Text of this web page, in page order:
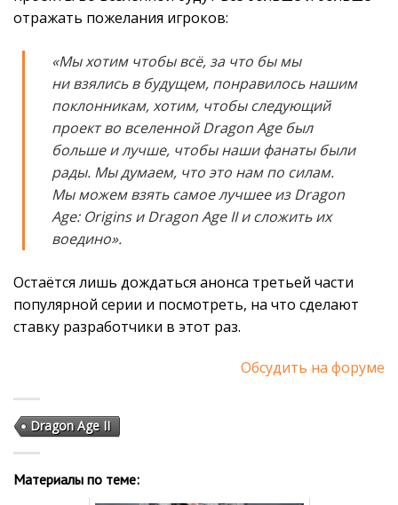
отражать пожелания игроков:
«Мы хотим чтобы всё, за что бы мы
ни взялись в будущем, понравилось нашим
поклонникам, хотим, чтобы следующий
проект во вселенной Dragon Age был
больше и лучше, чтобы наши фанаты были
рады. Мы думаем, что это нам по силам.
Мы можем взять самое лучшее из Dragon
Age: Origins и Dragon Age II и сложить их
воедино».
Остаётся лишь дождаться анонса третьей части
популярной серии и посмотреть, на что сделают
ставку разработчики в этот раз.
Обсудить на форуме
Dragon Age II
Материалы по теме: